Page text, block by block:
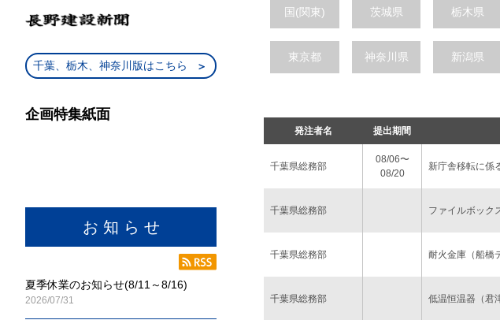
千葉、栃木、神奈川版はこちら
企画特集紙面
お 知 ら せ
夏季休業のお知らせ(8/11～8/16)
2026/07/31
国(関東) 茨城県 栃木県
東京都 神奈川県 新潟県
発注者名 提出期間
千葉県総務部
08/06〜
08/20
新庁舎移転に係
千葉県総務部 ファイルボック
千葉県総務部 耐火金庫（船橋
千葉県総務部 低温恒温器（君